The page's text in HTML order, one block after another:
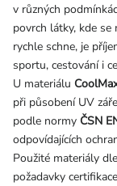
v různých
povrch látky, kde
rychle schne, je
sportu, cestování i
U materiálu
při působení UV
podle normy ČSN
odpovídajících
Použité materiály
požadavky certifikace